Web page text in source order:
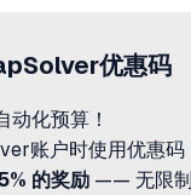
优惠码
动化预算！
账户时使用优惠码
的奖励 —— 无限制